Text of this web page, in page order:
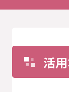
活